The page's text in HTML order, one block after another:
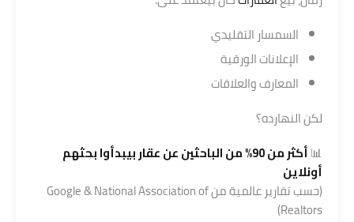
السمسار التقليدي
الإعلانات الورقية
المعارف والعلاقات
لكن النهارده؟
📊
أكثر من 90% من الباحثين عن عقار بيبدأوا بحثهم
أونلاين
(حسب تقارير عالمية من Google & National Association of
Realtors)